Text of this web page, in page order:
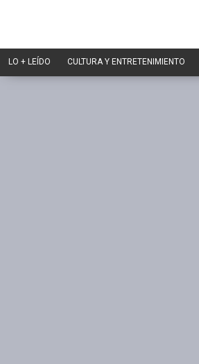
LO + LEÍDO CULTURA Y ENTRETENIMIENTO